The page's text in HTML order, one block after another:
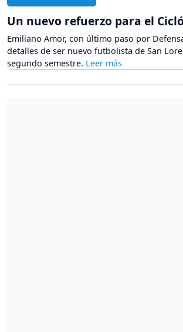
Un nuevo refuerzo para el
Emiliano Amor, con último paso por
detalles de ser nuevo futbolista de San
segundo semestre.